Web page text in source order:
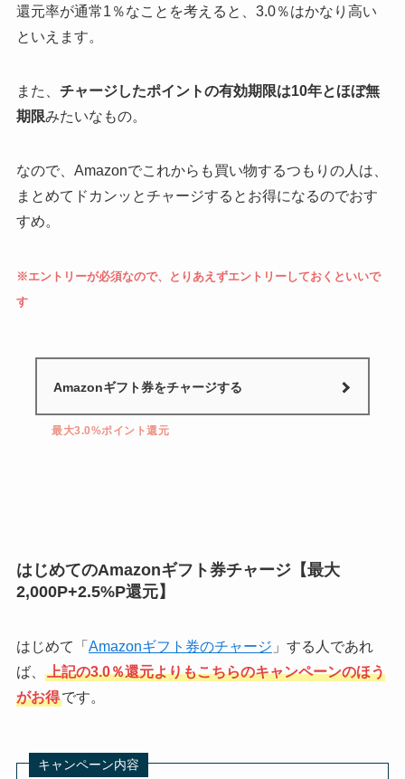
還元率が通常1％なことを考えると、3.0％はかなり高い
といえます。
また、 チャージしたポイントの有効期限は10年とほぼ無
期限みたいなもの。
なので、Amazonでこれからも買い物するつもりの人は、
まとめてドカンッとチャージするとお得になるのでおす
すめ。
※エントリーが必須なので、とりあえずエントリーしておくといいで
す
Amazonギフト券をチャージする
最大3.0%ポイント還元
はじめてのAmazonギフト券チャージ【最大
2,000P+2.5%P還元】
はじめて「 Amazonギフト券のチャージ 」する人であれ
ば、
上記の3.0％還元よりもこちらのキャンペーンのほう
がお得です。
キャンペーン内容